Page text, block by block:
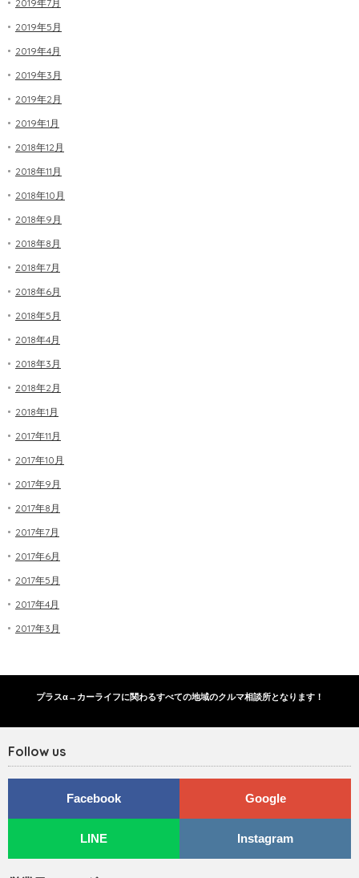
2019年7月
2019年5月
2019年4月
2019年3月
2019年2月
2019年1月
2018年12月
2018年11月
2018年10月
2018年9月
2018年8月
2018年7月
2018年6月
2018年5月
2018年4月
2018年3月
2018年2月
2018年1月
2017年11月
2017年10月
2017年9月
2017年8月
2017年7月
2017年6月
2017年5月
2017年4月
2017年3月
プラスα→カーライフに関わるすべての地域のクルマ相談所となります！
Follow us
Facebook Google
LINE Instagram